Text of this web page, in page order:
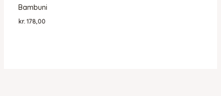
Bambuni
kr. 178,00